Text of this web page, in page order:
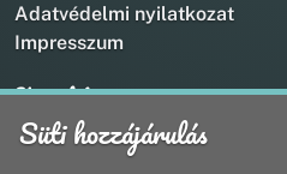
Adatvédelmi nyilatkozat
Impresszum
Kapcsolat
+36 20 211 1888
Süti hozzájárulás